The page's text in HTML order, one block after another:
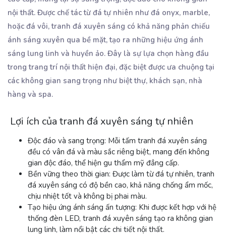
nội thất. Được chế tác từ đá tự nhiên như đá onyx, marble,
hoặc đá vôi, tranh đá xuyên sáng có khả năng phản chiếu
ánh sáng xuyên qua bề mặt, tạo ra những hiệu ứng ánh
sáng lung linh và huyền ảo. Đây là sự lựa chọn hàng đầu
trong trang trí nội thất hiện đại, đặc biệt được ưa chuộng tại
các không gian sang trọng như biệt thự, khách sạn, nhà
hàng và spa.
Lợi ích của tranh đá xuyên sáng tự nhiên
Độc đáo và sang trọng: Mỗi tấm tranh đá xuyên sáng
đều có vân đá và màu sắc riêng biệt, mang đến không
gian độc đáo, thể hiện gu thẩm mỹ đẳng cấp.
Bền vững theo thời gian: Được làm từ đá tự nhiên, tranh
đá xuyên sáng có độ bền cao, khả năng chống ẩm mốc,
chịu nhiệt tốt và không bị phai màu.
Tạo hiệu ứng ánh sáng ấn tượng: Khi được kết hợp với hệ
thống đèn LED, tranh đá xuyên sáng tạo ra không gian
lung linh, làm nổi bật các chi tiết nội thất.